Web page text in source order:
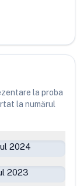
la proba
la numărul
2024
2023